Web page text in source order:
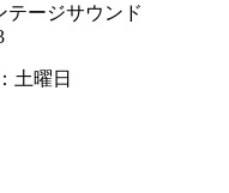
テージサウンド
土曜日